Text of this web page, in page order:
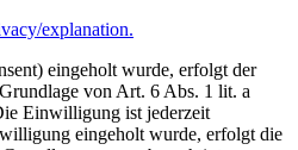
explanation.
eingeholt wurde, erfolgt der
von Art. 6 Abs. 1 lit. a
Einwilligung ist jederzeit
eingeholt wurde, erfolgt die